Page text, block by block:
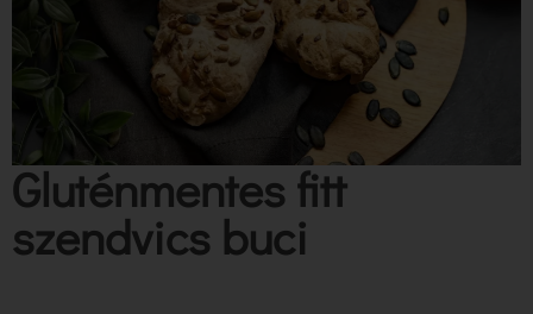
Gluténmentes fitt
szendvics buci